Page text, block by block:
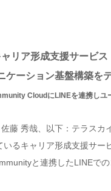
リア形成支援サービ
ケーション基盤構築を
CloudにLINEを連携しユ
藤 秀哉、以下：テラス
るキャリア形成支援サ
と連携したLINEで